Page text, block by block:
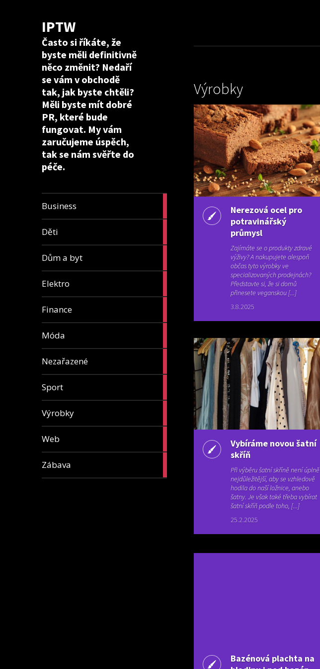
IPTW
Často si říkáte, že
byste měli definitivně
něco změnit? Nedaří
se vám v obchodě
tak, jak byste chtěli?
Měli byste mít dobré
PR, které bude
fungovat. My vám
zaručujeme úspěch,
tak se nám svěřte do
péče.
Business
Děti
Dům a byt
Elektro
Finance
Móda
Nezařazené
Sport
Výrobky
Web
Zábava
Výrobky
Nerezová ocel pro
potravinářský
průmysl
Zajímáte se o produkty zdravé
výživy? A nakupujete alespoň
občas tyto výrobky ve
specializovaných prodejnách?
Představte si, že si domů
přinesete veganskou [...]
3.8.2025
Vybíráme novou šatní
skříň
Při výběru šatní skříně není úplně
nejdůležitější, aby se vzhledově
hodila do naší ložnice, anebo
šatny. Je však také třeba vybírat
šatní skříň podle toho, [...]
25.2.2025
Bazénová plachta na